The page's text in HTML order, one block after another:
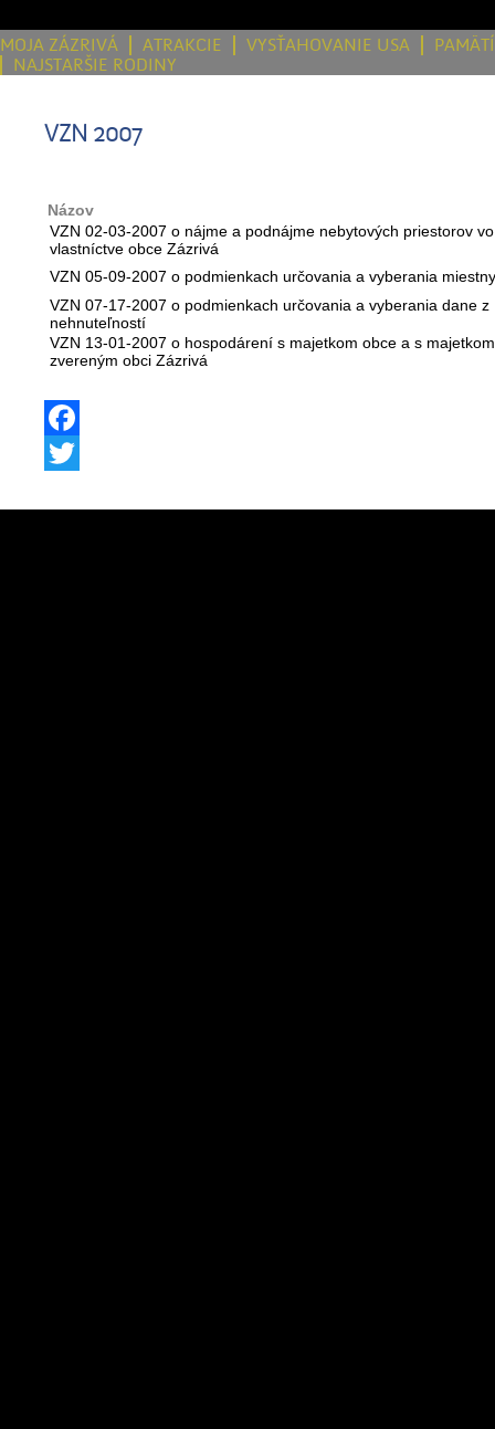
MOJA ZÁZRIVÁ ATRAKCIE VYSŤAHOVANIE USA
NAJSTARŠIE RODINY
VZN 2007
Názov
VZN 02-03-2007 o nájme a podnájme nebytových priestorov vo
vlastníctve obce Zázrivá
VZN 05-09-2007 o podmienkach určovania a vyberania
VZN 07-17-2007 o podmienkach určovania a vyberania dane z
nehnuteľností
VZN 13-01-2007 o hospodárení s majetkom obce a s
zvereným obci Zázrivá
Facebook